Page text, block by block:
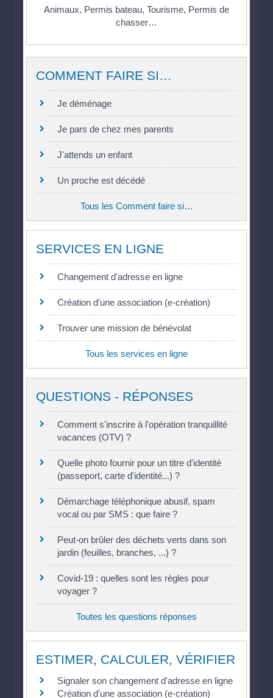
Animaux, Permis bateau, Tourisme, Permis de
chasser…
COMMENT FAIRE SI…
Je déménage
Je pars de chez mes parents
J'attends un enfant
Un proche est décédé
Tous les Comment faire si…
SERVICES EN LIGNE
Changement d'adresse en ligne
Création d'une association (e-création)
Trouver une mission de bénévolat
Tous les services en ligne
QUESTIONS - RÉPONSES
Comment s'inscrire à l'opération tranquillité
vacances (OTV) ?
Quelle photo fournir pour un titre d'identité
(passeport, carte d'identité...) ?
Démarchage téléphonique abusif, spam
vocal ou par SMS : que faire ?
Peut-on brûler des déchets verts dans son
jardin (feuilles, branches, ...) ?
Covid-19 : quelles sont les règles pour
voyager ?
Toutes les questions réponses
ESTIMER, CALCULER, VÉRIFIER
Signaler son changement d'adresse en ligne
Création d'une association (e-création)